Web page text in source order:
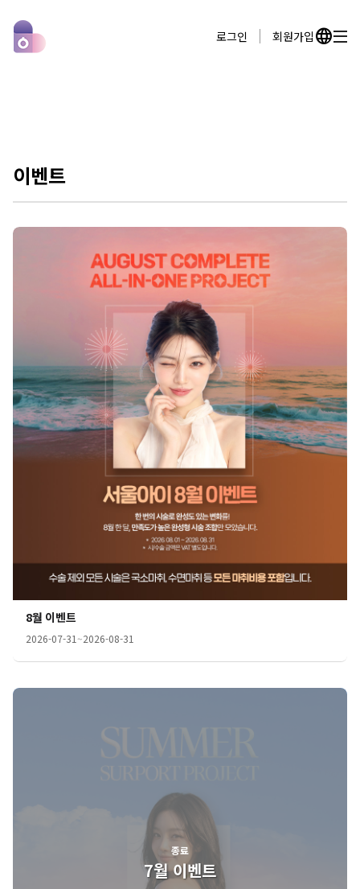
로그인 회원가입 language
이벤트
8월 이벤트
2026-07-31~2026-08-31
종료
7월 이벤트